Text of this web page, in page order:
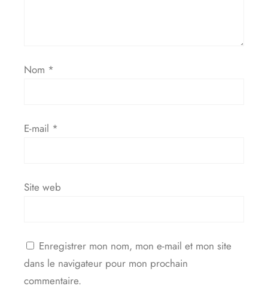
Nom *
E-mail *
Site web
Enregistrer mon nom, mon e-mail et mon site
dans le navigateur pour mon prochain
commentaire.